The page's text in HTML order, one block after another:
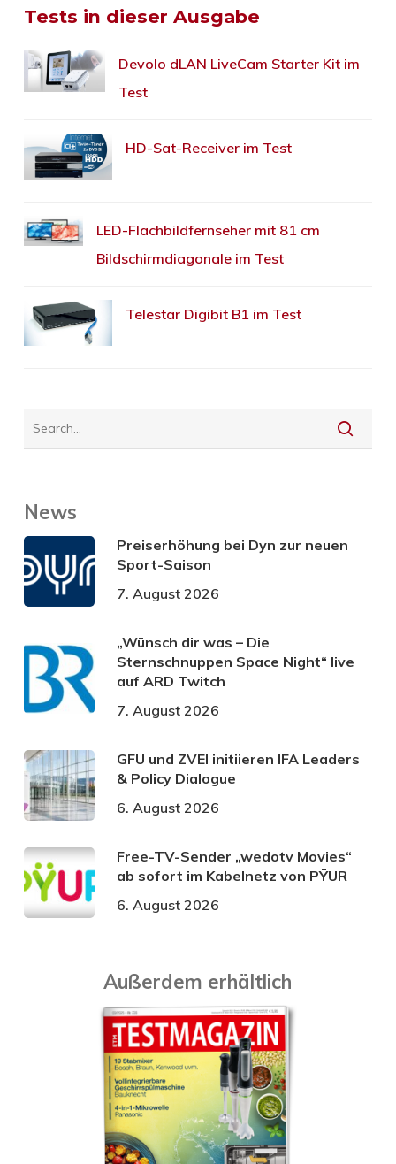
Tests in dieser Ausgabe
Devolo dLAN LiveCam Starter Kit im
Test
HD-Sat-Receiver im Test
LED-Flachbildfernseher mit 81 cm
Bildschirmdiagonale im Test
Telestar Digibit B1 im Test
News
Preiserhöhung bei Dyn zur neuen
Sport-Saison
7. August 2026
„Wünsch dir was – Die
Sternschnuppen Space Night“ live
auf ARD Twitch
7. August 2026
GFU und ZVEI initiieren IFA Leaders
& Policy Dialogue
6. August 2026
Free-TV-Sender „wedotv Movies“
ab sofort im Kabelnetz von PŸUR
6. August 2026
Außerdem erhältlich